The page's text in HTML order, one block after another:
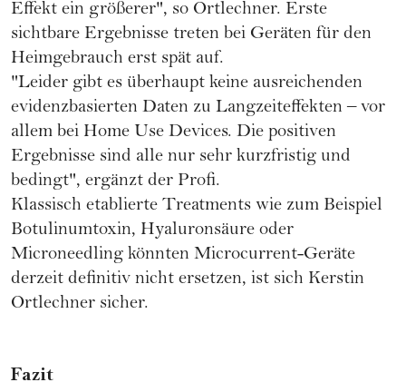
Effekt ein größerer", so Ortlechner. Erste
sichtbare Ergebnisse treten bei Geräten für den
Heimgebrauch erst spät auf.
"Leider gibt es überhaupt keine ausreichenden
evidenzbasierten Daten zu Langzeiteffekten – vor
allem bei Home Use Devices. Die positiven
Ergebnisse sind alle nur sehr kurzfristig und
bedingt", ergänzt der Profi.
Klassisch etablierte Treatments wie zum Beispiel
Botulinumtoxin, Hyaluronsäure oder
Microneedling könnten Microcurrent-Geräte
derzeit definitiv nicht ersetzen, ist sich Kerstin
Ortlechner sicher.
Fazit